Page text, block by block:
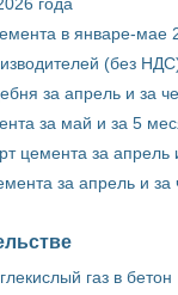
в январе-мае
(без
за апрель и за
за май и за 5
цемента за
за апрель и
газ в бетон